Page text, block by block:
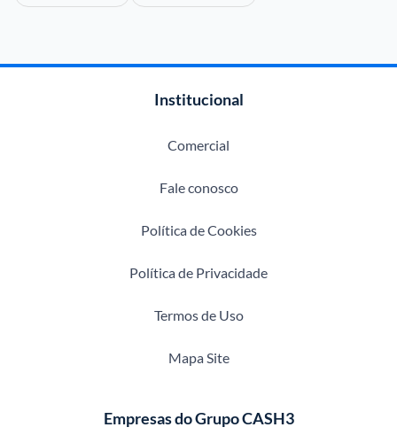
Institucional
Comercial
Fale conosco
Política de Cookies
Política de Privacidade
Termos de Uso
Mapa Site
Empresas do Grupo CASH3